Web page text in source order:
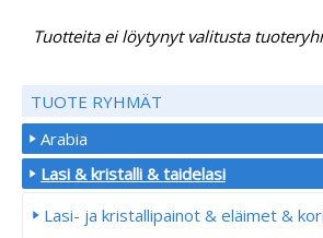
Tuotteita ei löytynyt valitusta
TUOTE RYHMÄT
Arabia
Lasi & kristalli & taidelasi
Lasi- ja kristallipainot & eläimet &